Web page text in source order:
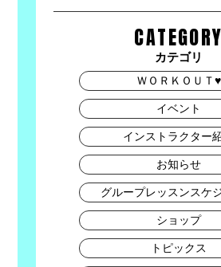
CATEGORY
カテゴリ
ＷＯＲＫＯＵＴ♥
イベント
インストラクター
お知らせ
グループレッスンスケ
ショップ
トピックス